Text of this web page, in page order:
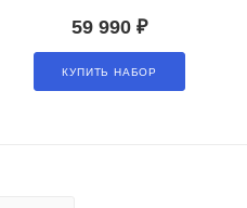
59 990 ₽
КУПИТЬ НАБОР